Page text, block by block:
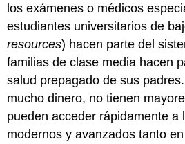
los exámenes o médicos
estudiantes universitarios de
resources) hacen parte del
familias de clase media hacen
salud prepagado de sus
mucho dinero, no tienen
pueden acceder rápidamente a
modernos y avanzados tanto